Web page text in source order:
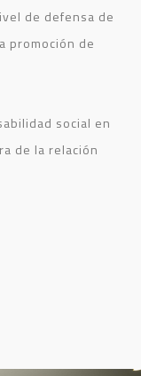
de defensa de
promoción de
social en
de la relación